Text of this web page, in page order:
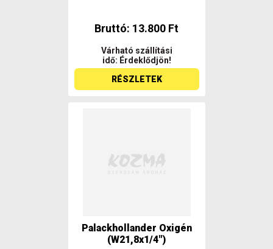
Bruttó: 13.800 Ft
Várható szállítási
idő: Érdeklődjön!
RÉSZLETEK
Palackhollander Oxigén
(W21,8x1/4")